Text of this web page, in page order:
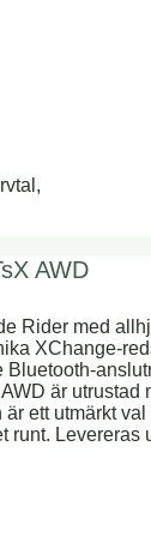
AWD
Rider med
XChange-
Bluetooth-
är
ett utmärkt
runt. Levereras